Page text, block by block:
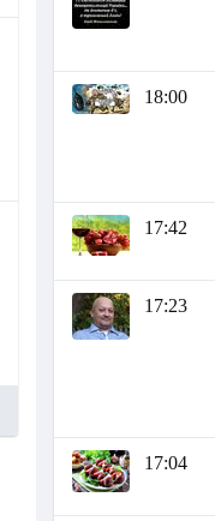
18:00
17:42
17:23
17:04